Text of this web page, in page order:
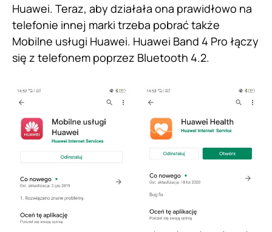
Huawei. Teraz, aby działała ona prawidłowo na
telefonie innej marki trzeba pobrać także
Mobilne usługi Huawei. Huawei Band 4 Pro łączy
się z telefonem poprzez Bluetooth 4.2.